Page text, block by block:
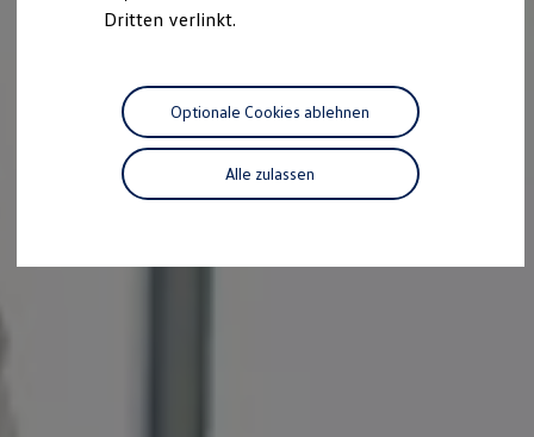
Service und Ersatzteile
Motorenöl und Flüssigkeiten
Räder und Reifen
Pannen- und Unfallhilfe
Economy Service
Volkswagen Teile
Zubehör
Dritten verlinkt.
Alle zulassen
Optionale Cookies ablehnen